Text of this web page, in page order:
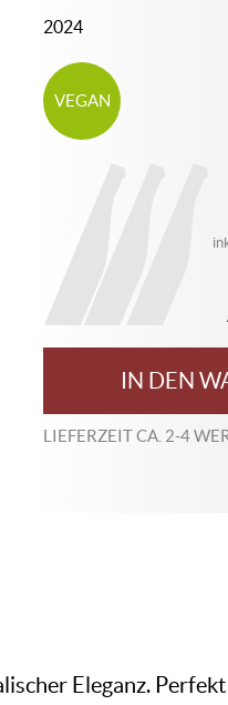
2024
VEGAN
IN DEN
LIEFERZEIT CA. 2-4
Eleganz. Perfekt